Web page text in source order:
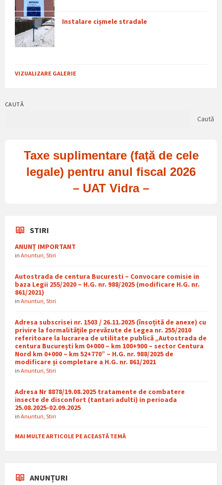
Instalare cișmele stradale
VIZUALIZARE GALERIE
CAUTĂ
Caută
Taxe suplimentare (față de cele
legale) pentru anul fiscal 2026
– UAT Vidra –
STIRI
ANUNȚ IMPORTANT
in Anunturi Stiri
Autostrada de centura Bucuresti – Convocare comisie in
baza Legii 255/2020 – H.G. nr. 988/2025 (modificare H.G. nr.
861/2021)
in Anunturi Stiri
Adresa subscrisei nr. 1503 / 26.11.2025 (însoțită de anexe) cu
privire la formalitățile prevăzute de Legea nr. 255/2010
referitoare la lucrarea de utilitate publică „Autostrada de
centura București km 0+000 – km 100+900 – sector Centura
Nord km 0+000 – km 52+770” – H.G. nr. 988/2025 de
modificare și completare a H.G. nr. 861/2021
in Anunturi Stiri
Adresa Nr 8878/19.08.2025 tratamente de combatere
insecte de disconfort (tantari adulti) in perioada
25.08.2025-02.09.2025
in Anunturi Stiri
MAI MULTE ARTICOLE PE ACEASTĂ TEMĂ
ANUNȚURI